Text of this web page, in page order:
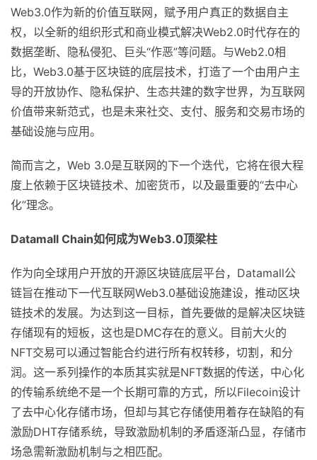
Web3.0作为新的价值互联网，赋予用户真正的数据自主
权，以全新的组织形式和商业模式解决Web2.0时代存在的
数据垄断、隐私侵犯、巨头“作恶”等问题。与Web2.0相
比，Web3.0基于区块链的底层技术，打造了一个由用户主
导的开放协作、隐私保护、生态共建的数字世界，为互联网
价值带来新范式，也是未来社交、支付、服务和交易市场的
基础设施与应用。
简而言之，Web 3.0是互联网的下一个迭代，它将在很大程
度上依赖于区块链技术、加密货币，以及最重要的“去中心
化”理念。
Datamall Chain如何成为Web3.0顶梁柱
作为向全球用户开放的开源区块链底层平台，Datamall公
链旨在推动下一代互联网Web3.0基础设施建设，推动区块
链技术的发展。为达到这一目标，首先要做的是解决区块链
存储现有的短板，这也是DMC存在的意义。目前大火的
NFT交易可以通过智能合约进行所有权转移，切割，和分
润。这一系列操作的本质其实就是NFT数据的传送，中心化
的传输系统绝不是一个长期可靠的方式，所以Filecoin设计
了去中心化存储市场，但却与其它存储使用着存在缺陷的有
激励DHT存储系统，导致激励机制的矛盾逐渐凸显，存储市
场急需新激励机制与之相匹配。